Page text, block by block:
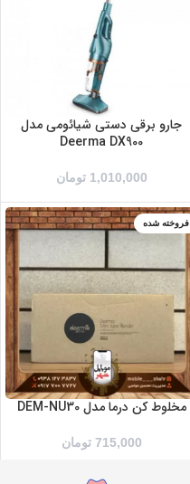
جارو برقی دستی شیائومی مدل
Deerma DX900
1,010,000 تومان
فروخته شده
مخلوط کن درما مدل DEM-NU30
715,000 تومان